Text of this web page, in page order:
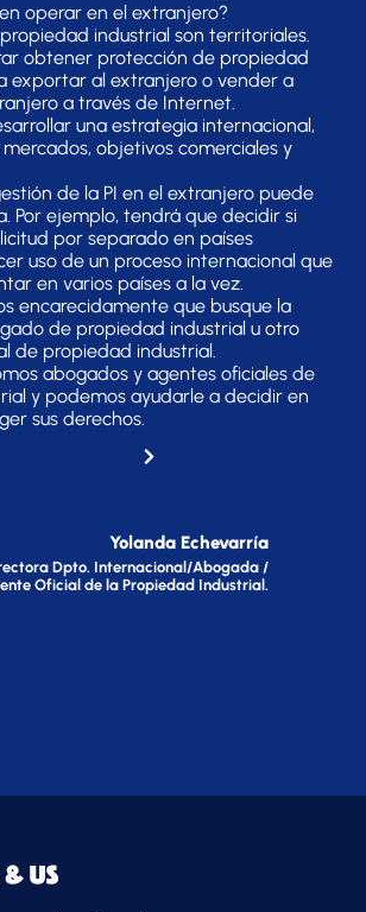
operar en el extranjero?
industrial son territoriales.
obtener protección de propiedad
exportar al extranjero o vender a
a través de Internet.
una estrategia internacional,
objetivos comerciales y
de la PI en el extranjero puede
Por ejemplo, tendrá que decidir si
por separado en países
uso de un proceso internacional que
en varios países a la vez.
encarecidamente que busque la
de propiedad industrial u otro
de propiedad industrial.
abogados y agentes oficiales de
y podemos ayudarle a decidir en
sus derechos.
Yolanda Echevarría
Dpto. Internacional/Abogada /
Oficial de la Propiedad Industrial.